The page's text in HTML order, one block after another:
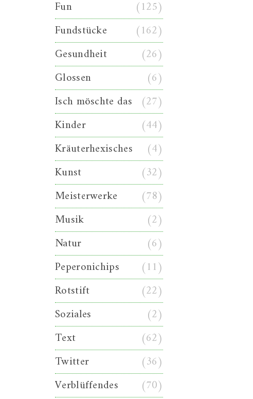
Fun
(125)
Fundstücke
(162)
Gesundheit
(26)
Glossen
(6)
Isch möschte das (27)
Kinder
(44)
Kräuterhexisches
(4)
Kunst
(32)
Meisterwerke
(78)
Musik
(2)
Natur
(6)
Peperonichips
(11)
Rotstift
(22)
Soziales
(2)
Text
(62)
Twitter
(36)
Verblüffendes
(70)